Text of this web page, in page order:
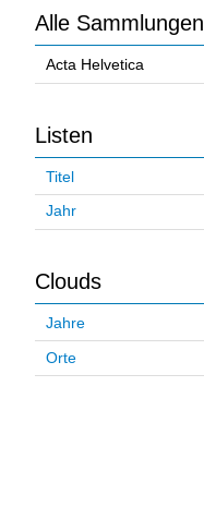
Alle Sammlungen
Acta Helvetica
Listen
Titel
Jahr
Clouds
Jahre
Orte